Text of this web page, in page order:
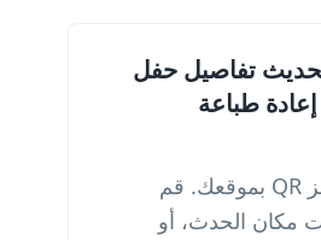
تفاصيل حفل
طباعة
نعم. يرتبط رمز QR بموقعك. قم
مكان الحدث، أو